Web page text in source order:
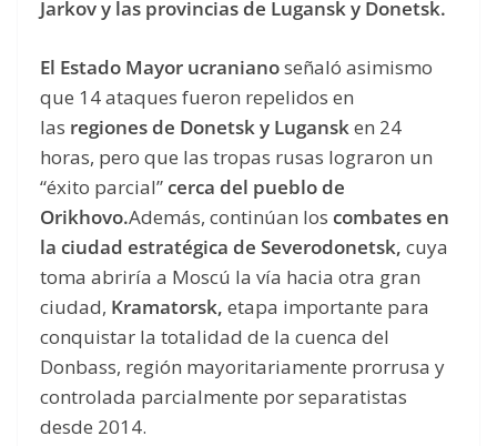
Jarkov y las provincias de Lugansk y Donetsk.
El Estado Mayor ucranianoseñaló asimismo
que 14 ataques fueron repelidos en
las regiones de Donetsk y Lugansken 24
horas, pero que las tropas rusas lograron un
“éxito parcial” cerca del pueblo de
Orikhovo.Además, continúan los combates en
la ciudad estratégica de Severodonetsk, cuya
toma abriría a Moscú la vía hacia otra gran
ciudad, Kramatorsk, etapa importante para
conquistar la totalidad de la cuenca del
Donbass, región mayoritariamente prorrusa y
controlada parcialmente por separatistas
desde 2014.